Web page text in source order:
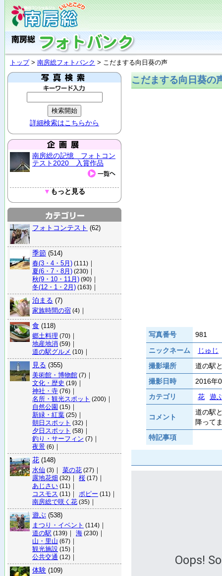
トップ> 南房総フォトバンク > こだまする向日葵の声
詳細検索はこちらから
南房総の記憶 フォトコン
テスト2020 入賞作品
▼ もっと見る
フォトコンテスト (62)
季節 (514)
春(3・4・5月) (111) ｜
夏(6・7・8月) (230) ｜
秋(9・10・11月) (90) ｜
冬(12・1・2月) (163) ｜
泊まる (7)
家族時間の宿 (4) ｜
食 (118)
郷土料理 (70) ｜
地産地消 (59) ｜
道の駅グルメ (10) ｜
見る (355)
美術館・博物館 (7) ｜
文化・歴史 (19) ｜
神社・寺 (76) ｜
名所・観光スポット (200) ｜
自然公園 (15) ｜
新緑・紅葉 (25) ｜
朝日スポット (32) ｜
夕日スポット (58) ｜
釣り・サーフィン (7) ｜
夜景 (6) ｜
花 (148)
水仙 (3) ｜ 菜の花 (27) ｜
露地花畑 (32) ｜ 桜 (17) ｜
あじさい (11) ｜
コスモス (11) ｜ ポピー (11) ｜
南房総で咲く花 (35) ｜
遊ぶ (538)
まつり・イベント (114) ｜
道の駅 (139) ｜ 海 (230) ｜
山・里山 (67) ｜
観光施設 (15) ｜
公共交通 (12) ｜
体験 (109)
こだまする向日葵の
写真番号
981
ニックネーム
じゅじ
撮影場所
道の駅
撮影日時
2016年
カテゴリ
花 遊
コメント
道の駅
降って
特記事項
Oops!